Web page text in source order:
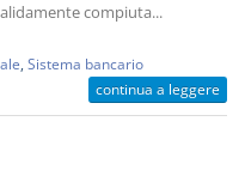
compiuta...
Sistema bancario
continua a leggere